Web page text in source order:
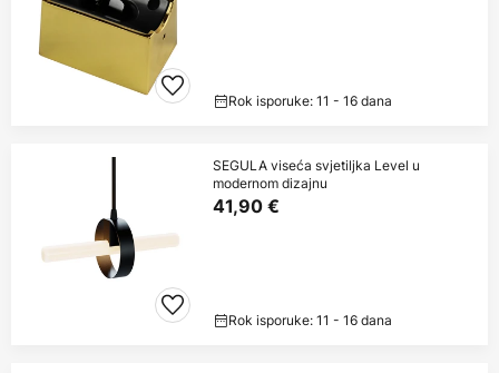
Rok isporuke: 11 - 16 dana
SEGULA viseća svjetiljka Level u
modernom dizajnu
41,90 €
Rok isporuke: 11 - 16 dana